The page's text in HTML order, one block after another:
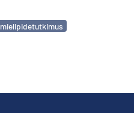
mielipidetutkimus